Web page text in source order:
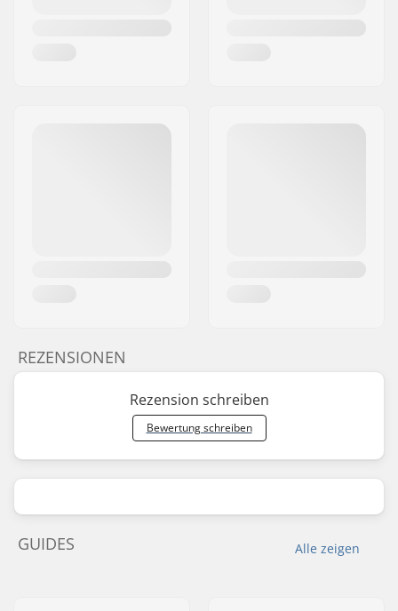
REZENSIONEN
Rezension schreiben
Bewertung schreiben
Alle zeigen
GUIDES